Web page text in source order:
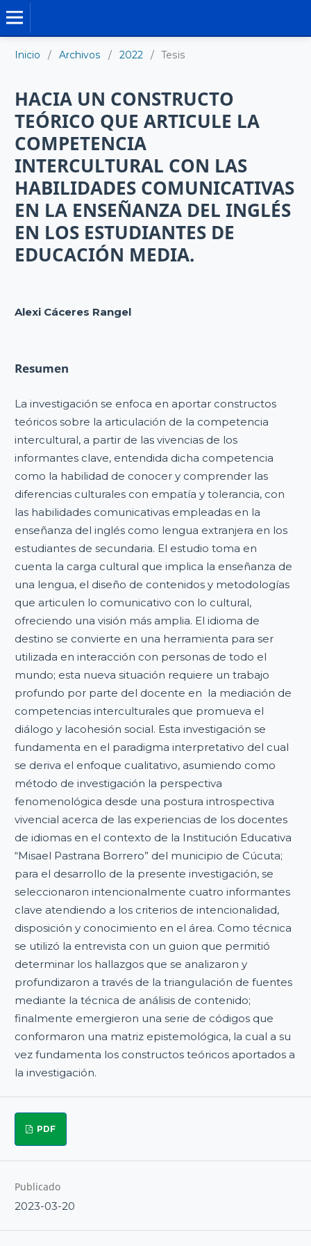
Inicio / Archivos / 2022 / Tesis
HACIA UN CONSTRUCTO
TEÓRICO QUE ARTICULE LA
COMPETENCIA
INTERCULTURAL CON LAS
HABILIDADES COMUNICATIVAS
EN LA ENSEÑANZA DEL INGLÉS
EN LOS ESTUDIANTES DE
EDUCACIÓN MEDIA.
Alexi Cáceres Rangel
Resumen
La investigación se enfoca en aportar constructos
teóricos sobre la articulación de la competencia
intercultural, a partir de las vivencias de los
informantes clave, entendida dicha competencia
como la habilidad de conocer y comprender las
diferencias culturales con empatía y tolerancia, con
las habilidades comunicativas empleadas en la
enseñanza del inglés como lengua extranjera en los
estudiantes de secundaria. El estudio toma en
cuenta la carga cultural que implica la enseñanza de
una lengua, el diseño de contenidos y metodologías
que articulen lo comunicativo con lo cultural,
ofreciendo una visión más amplia. El idioma de
destino se convierte en una herramienta para ser
utilizada en interacción con personas de todo el
mundo; esta nueva situación requiere un trabajo
profundo por parte del docente en la mediación de
competencias interculturales que promueva el
diálogo y lacohesión social. Esta investigación se
fundamenta en el paradigma interpretativo del cual
se deriva el enfoque cualitativo, asumiendo como
método de investigación la perspectiva
fenomenológica desde una postura introspectiva
vivencial acerca de las experiencias de los docentes
de idiomas en el contexto de la Institución Educativa
“Misael Pastrana Borrero” del municipio de Cúcuta;
para el desarrollo de la presente investigación, se
seleccionaron intencionalmente cuatro informantes
clave atendiendo a los criterios de intencionalidad,
disposición y conocimiento en el área. Como técnica
se utilizó la entrevista con un guion que permitió
determinar los hallazgos que se analizaron y
profundizaron a través de la triangulación de fuentes
mediante la técnica de análisis de contenido;
finalmente emergieron una serie de códigos que
conformaron una matriz epistemológica, la cual a su
vez fundamenta los constructos teóricos aportados a
la investigación.
PDF
Publicado
2023-03-20